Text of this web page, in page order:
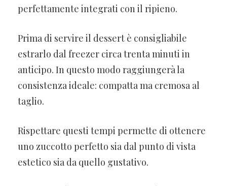
perfettamente integrati con il ripieno.
Prima di servire il dessert è consigliabile
estrarlo dal freezer circa trenta minuti in
anticipo. In questo modo raggiungerà la
consistenza ideale: compatta ma cremosa al
taglio.
Rispettare questi tempi permette di ottenere
uno zuccotto perfetto sia dal punto di vista
estetico sia da quello gustativo.